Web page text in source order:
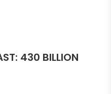
430 BILLION